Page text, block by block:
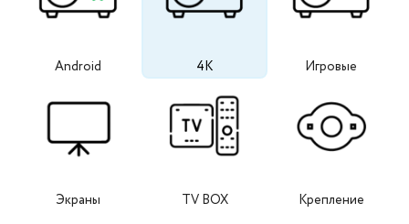
Android 4K Игровые
Экраны TV BOX Крепление